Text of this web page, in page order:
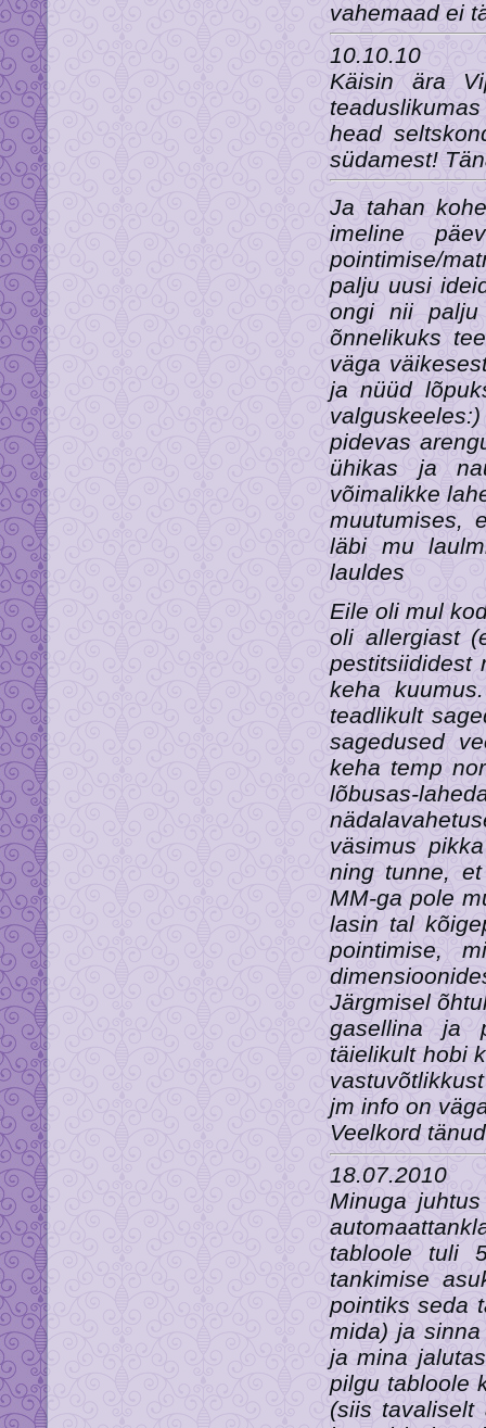
vahemaad ei
10.10.10
Käisin ära
head
südamest!
Ja tahan
imeline
pointimise/
palju uusi
ongi nii
õnnelikuks
väga
ja nüüd
pidevas
ühikas ja
võimalikke
muutumises,
läbi mu
lauldes
Eile oli mul
oli allergiast
pestitsiididest
keha
teadlikult
sagedused
keha temp
lõbusas-
väsimus
ning tunne,
MM-ga pole
lasin tal
pointimise,
Järgmisel
gasellina ja
täielikult hobi
jm info on
Veelkord
18.07.2010
Minuga
tabloole tuli
tankimise
pointiks seda
mida) ja
ja mina
pilgu tabloole
(siis tavaliselt